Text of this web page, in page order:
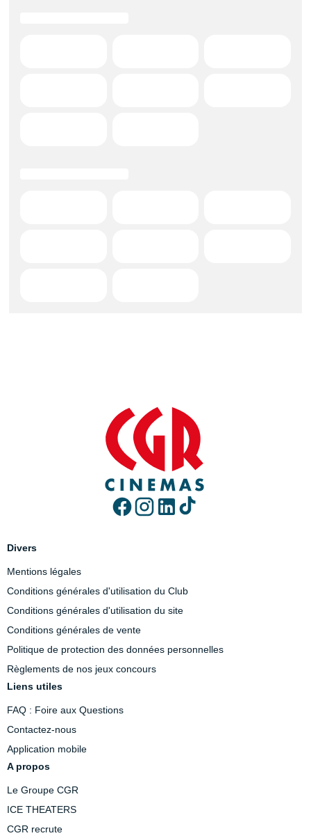
Divers
Mentions légales
Conditions générales d'utilisation du Club
Conditions générales d'utilisation du site
Conditions générales de vente
Politique de protection des données personnelles
Règlements de nos jeux concours
Liens utiles
FAQ : Foire aux Questions
Contactez-nous
Application mobile
A propos
Le Groupe CGR
ICE THEATERS
CGR recrute